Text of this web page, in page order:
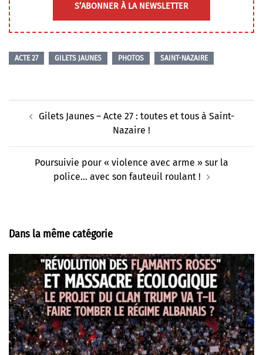
S’ABONNER À LA NEWSLETTER
ACTE 27 GILETS JAUNES PHOTOS SAINT-NAZAIRE
d’articleGilets Jaunes – Acte 27 : toutes et tous à Saint-
Nazaire !
Poursuivie pour « violence avec arme » sur la
police… avec son fauteuil roulant !
Dans la même catégorie